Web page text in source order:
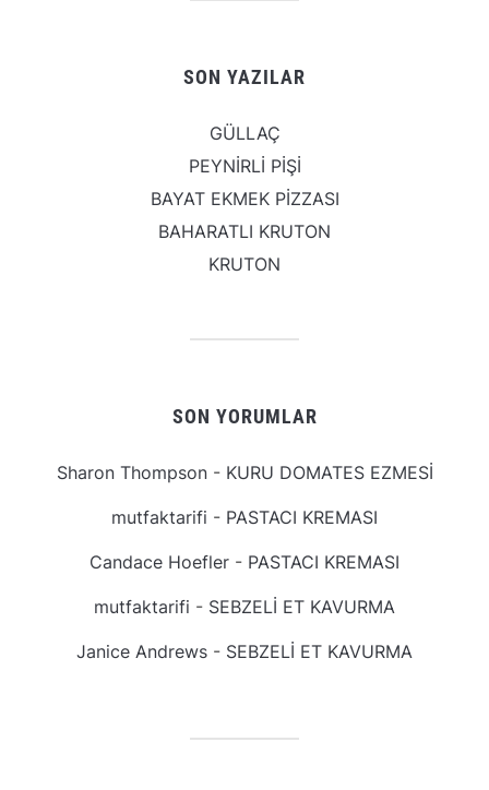
SON YAZILAR
GÜLLAÇ
PEYNİRLİ PİŞİ
BAYAT EKMEK PİZZASI
BAHARATLI KRUTON
KRUTON
SON YORUMLAR
Sharon Thompson- KURU DOMATES EZMESİ
mutfaktarifi - PASTACI KREMASI
Candace Hoefler - PASTACI KREMASI
mutfaktarifi - SEBZELİ ET KAVURMA
Janice Andrews - SEBZELİ ET KAVURMA